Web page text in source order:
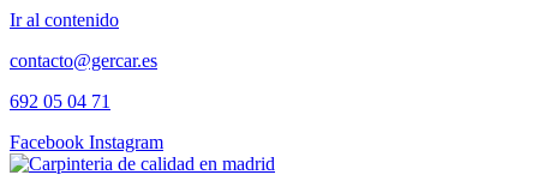
Ir al contenido
contacto@gercar.es
692 05 04 71
Facebook Instagram